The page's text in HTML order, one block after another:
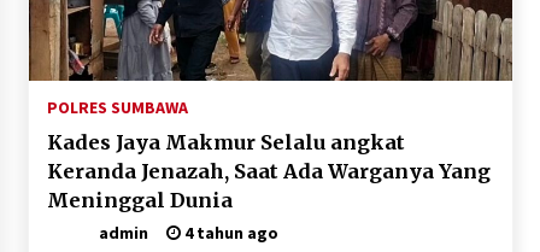
Sambut Hari Anak 2026 Bertema “21 Kambeke
Anak”, Babinkamtibmas Desa Ta’a dan Babinsa
Desa Ta’a Gelar Patroli KambekeMalam
3 minggu ago
kempo, Berakhir di tangan Tim Opsnal Polsek
Kempo
4 minggu ago
Tim Opsnal Polsek Kempo Amankan salah satu
POLRES SUMBAWA
Kades Jaya Makmur Selalu angkat
Keranda Jenazah, Saat Ada Warganya Yang
Meninggal Dunia
admin
4 tahun ago